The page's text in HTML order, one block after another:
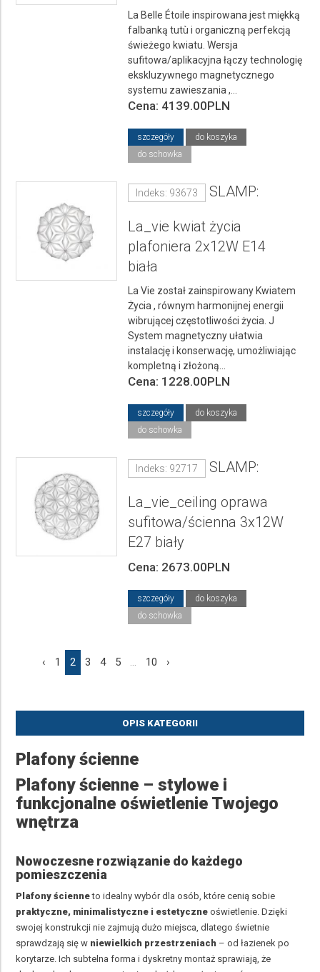
La Belle Étoile inspirowana jest miękką
falbanką tutù i organiczną perfekcją
świeżego kwiatu. Wersja
sufitowa/aplikacyjna łączy technologię
ekskluzywnego magnetycznego
systemu zawieszania ,...
Cena: 4139.00PLN
szczegóły
do koszyka
do schowka
Indeks: 93673 SLAMP:
La_vie kwiat życia
plafoniera 2x12W E14
biała
La Vie został zainspirowany Kwiatem
Życia , równym harmonijnej energii
wibrującej częstotliwości życia. J
System magnetyczny ułatwia
instalację i konserwację, umożliwiając
kompletną i złożoną...
Cena: 1228.00PLN
szczegóły
do koszyka
do schowka
Indeks: 92717 SLAMP:
La_vie_ceiling oprawa
sufitowa/ścienna 3x12W
E27 biały
Cena: 2673.00PLN
szczegóły
do koszyka
do schowka
‹ 1 2 3 4 5 ... 10 ›
OPIS KATEGORII
Plafony ścienne
Plafony ścienne – stylowe i
funkcjonalne oświetlenie Twojego
wnętrza
Nowoczesne rozwiązanie do każdego
pomieszczenia
Plafony ścienneto idealny wybór dla osób, które cenią sobie
praktyczne, minimalistyczne i estetyczneoświetlenie. Dzięki
swojej konstrukcji nie zajmują dużo miejsca, dlatego świetnie
sprawdzają się w niewielkich przestrzeniach – od łazienek po
korytarze. Ich subtelna forma i dyskretny montaż sprawiają, że